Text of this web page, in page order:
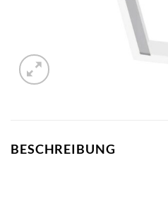
BESCHREIBUNG